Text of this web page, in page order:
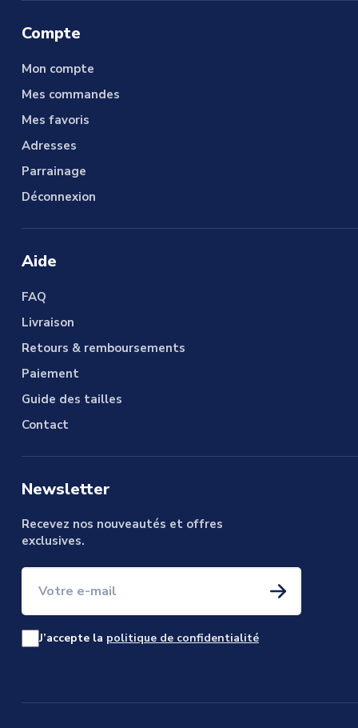
Compte
Mon compte
Mes commandes
Mes favoris
Adresses
Parrainage
Déconnexion
Aide
FAQ
Livraison
Retours & remboursements
Paiement
Guide des tailles
Contact
Newsletter
Recevez nos nouveautés et offres
exclusives.
J’accepte la politique de confidentialité